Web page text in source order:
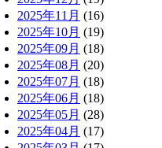
2025年11月 (16)
2025年10月 (19)
2025年09月 (18)
2025年08月 (20)
2025年07月 (18)
2025年06月 (18)
2025年05月 (28)
2025年04月 (17)